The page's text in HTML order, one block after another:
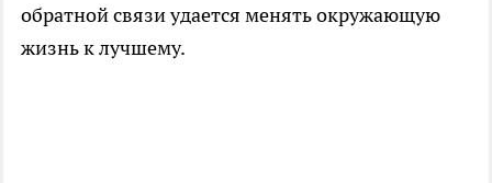
обратной связи удается менять окружающую
жизнь к лучшему.